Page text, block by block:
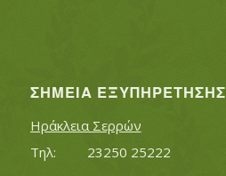
ΣΗΜΕΊΑ ΕΞΥΠΗΡΈΤΗΣΗΣ
Ηράκλεια Σερρών
Τηλ:		23250 25222